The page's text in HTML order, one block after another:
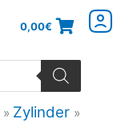
0,00€
Zylinder